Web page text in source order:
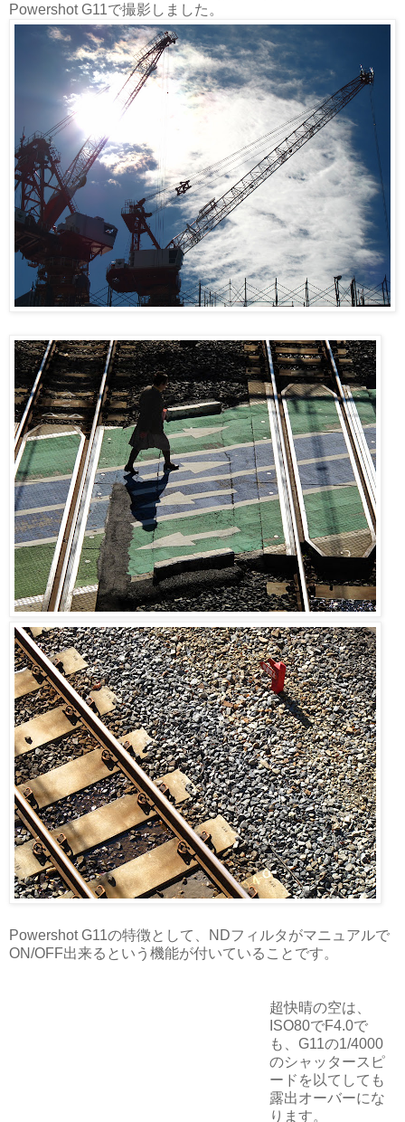
Powershot G11で撮影しました。
Powershot G11の特徴として、NDフィルタがマニュアルで
ON/OFF出来るという機能が付いていることです。
超快晴の空は、
ISO80でF4.0で
も、G11の1/4000
のシャッタースピ
ードを以てしても
露出オーバーにな
ります。